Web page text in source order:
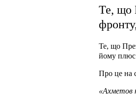
Те, що
Те, що
йому плюс
Про це на
«Ахметов